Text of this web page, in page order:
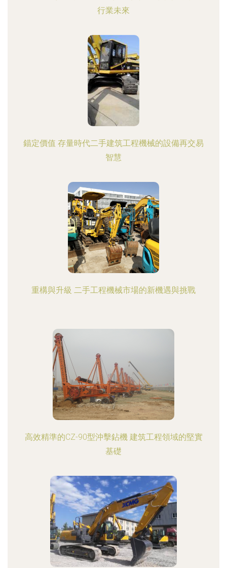
行業未來
錨定價值 存量時代二手建筑工程機械的設備再交易
智慧
重構與升級 二手工程機械市場的新機遇與挑戰
高效精準的CZ-90型沖擊鉆機 建筑工程領域的堅實
基礎